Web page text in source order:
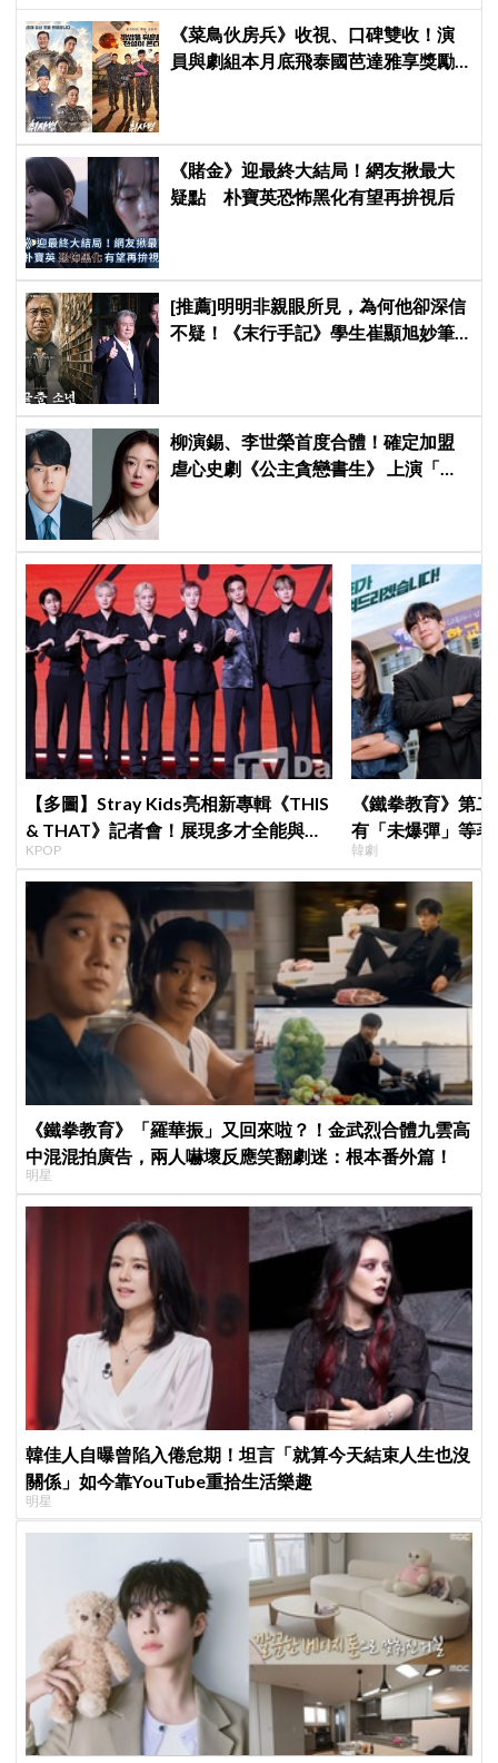
《菜鳥伙房兵》收視、口碑雙收！演
員與劇組本月底飛泰國芭達雅享獎勵
《賭金》迎最終大結局！網友揪最大
疑點 朴寶英恐怖黑化有望再拚視后
[推薦]明明非親眼所見，為何他卻深信
不疑！《末行手記》學生崔顯旭妙筆
柳演錫、李世榮首度合體！確定加盟
虐心史劇《公主貪戀書生》 上演「朝
【多圖】Stray Kids亮相新專輯《THIS
& THAT》記者會！展現多才全能與滿
滿自信，預告「以熱治熱」炸裂夏日音
樂圈
KPOP
《鐵拳教育》第
有「未爆彈」等
「打更大」
韓劇
《鐵拳教育》「羅華振」又回來啦？！金武烈合體九雲高
中混混拍廣告，兩人嚇壞反應笑翻劇迷：根本番外篇！
明星
韓佳人自曝曾陷入倦怠期！坦言「就算今天結束人生也沒
關係」如今靠YouTube重拾生活樂趣
明星